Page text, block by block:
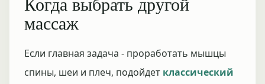
массаж
Если главная задача - проработать мышцы
спины, шеи и плеч, подойдет классический